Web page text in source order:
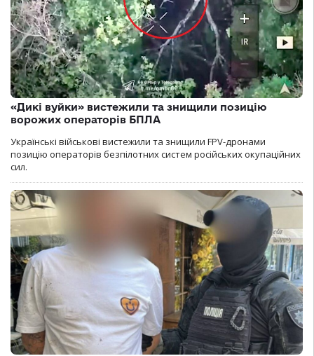
«Дикі вуйки» вистежили та знищили позицію
ворожих операторів БПЛА
Українські військові вистежили та знищили FPV-дронами
позицію операторів безпілотних систем російських окупаційних
сил.